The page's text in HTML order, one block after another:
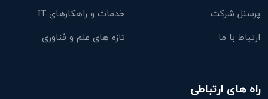
پرسنل شرکت
خدمات و راهکارهای IT
ارتباط با ما
تازه های علم و فناوری
راه های ارتباطی